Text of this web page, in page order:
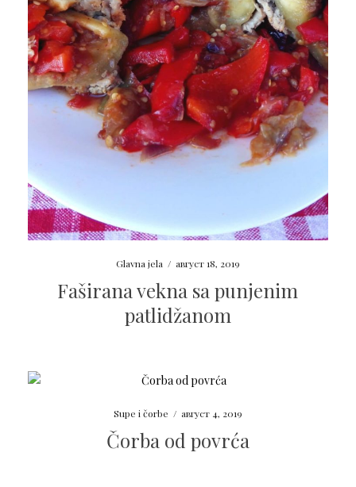
Glavna jela / август 18, 2019
Faširana vekna sa punjenim
patlidžanom
Supe i čorbe / август 4, 2019
Čorba od povrća